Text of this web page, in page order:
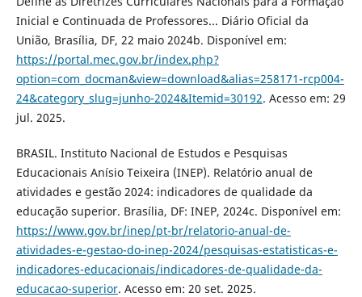
Inicial e Continuada de Professores... Diário Oficial da
União, Brasília, DF, 22 maio 2024b. Disponível em:
https://portal.mec.gov.br/index.php?
option=com_docman&view=download&alias=258171-rcp004-
24&category_slug=junho-2024&Itemid=30192. Acesso em: 29
jul. 2025.
BRASIL. Instituto Nacional de Estudos e Pesquisas
Educacionais Anísio Teixeira (INEP). Relatório anual de
atividades e gestão 2024: indicadores de qualidade da
educação superior. Brasília, DF: INEP, 2024c. Disponível em:
https://www.gov.br/inep/pt-br/relatorio-anual-de-
atividades-e-gestao-do-inep-2024/pesquisas-estatisticas-e-
indicadores-educacionais/indicadores-de-qualidade-da-
educacao-superior. Acesso em: 20 set. 2025.